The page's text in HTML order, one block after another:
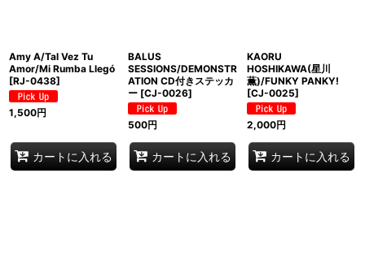
Amy A/Tal Vez Tu
Amor/Mi Rumba Llegó
[RJ-0438]
1,500円
カートに入れる
BALUS
SESSIONS/DEMONSTR
ATION CD付きステッカ
ー [CJ-0026]
500円
カートに入れる
KAORU
HOSHIKAWA(星川
薫)/FUNKY PANKY!
[CJ-0025]
2,000円
カートに入れる